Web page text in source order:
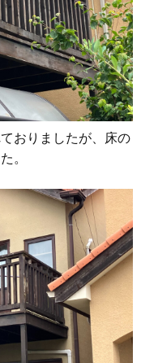
おりましたが、床の
。